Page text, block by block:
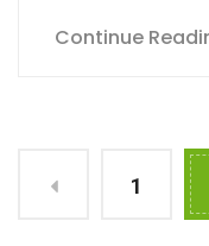
Continue
1